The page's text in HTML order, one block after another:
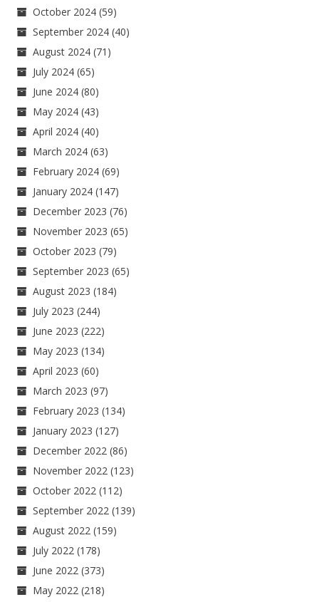
October 2024 (59)
September 2024 (40)
August 2024 (71)
July 2024 (65)
June 2024 (80)
May 2024 (43)
April 2024 (40)
March 2024 (63)
February 2024 (69)
January 2024 (147)
December 2023 (76)
November 2023 (65)
October 2023 (79)
September 2023 (65)
August 2023 (184)
July 2023 (244)
June 2023 (222)
May 2023 (134)
April 2023 (60)
March 2023 (97)
February 2023 (134)
January 2023 (127)
December 2022 (86)
November 2022 (123)
October 2022 (112)
September 2022 (139)
August 2022 (159)
July 2022 (178)
June 2022 (373)
May 2022 (218)